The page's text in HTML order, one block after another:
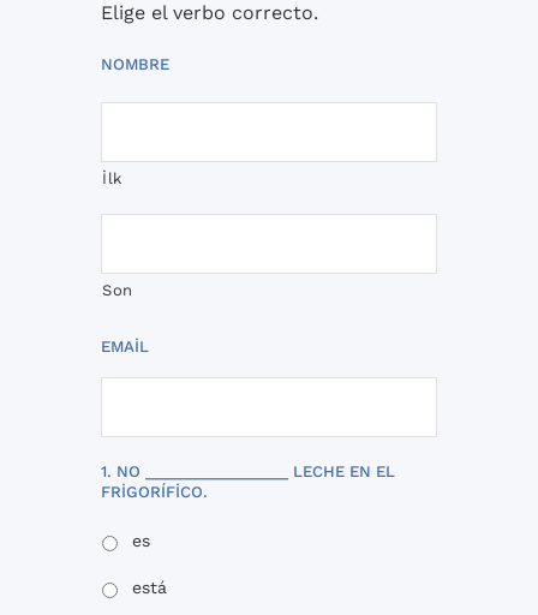
Elige el verbo correcto.
NOMBRE
İlk
Son
EMAIL
1. NO _________________ LECHE EN EL
FRIGORÍFICO.
es
está